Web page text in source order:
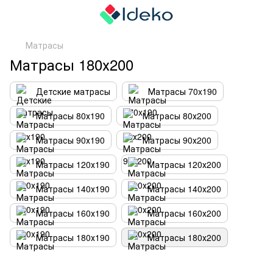
Матрасы
Матрасы 180х200
Детские матрасы
Матрасы 70x190
Матрасы 80х190
Матрасы 80х200
Матрасы 90х190
Матрасы 90х200
Матрасы 120х190
Матрасы 120х200
Матрасы 140х190
Матрасы 140х200
Матрасы 160х190
Матрасы 160х200
Матрасы 180х190
Матрасы 180х200